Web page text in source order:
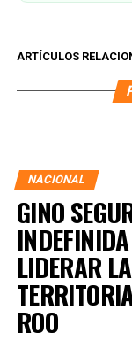
ARTÍCULOS
NACIONAL
GINO
LIDERAR
ROO